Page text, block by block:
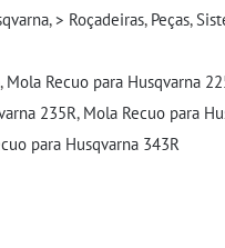
,> Roçadeiras, Peças,
, Mola Recuo para Husqvarna
235R, Mola Recuo para
para Husqvarna 343R